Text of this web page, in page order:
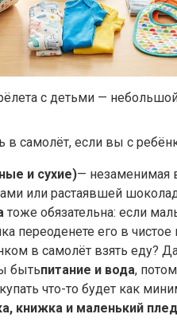
с детьми —
в самолёт, если вы с
и сухие)— незаменимая
или растаявшей
тоже обязательна: если
переоденете его в
в самолёт взять еду?
бытьпитание и вода,
что-то будет как
книжка и маленький плед